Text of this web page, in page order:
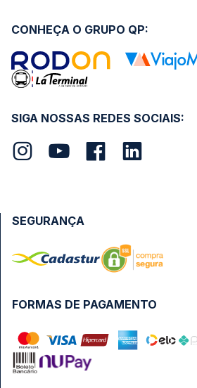
SIGA NOSSAS REDES SOCIAIS:
CONHEÇA O GRUPO QP:
FORMAS DE PAGAMENTO
SEGURANÇA